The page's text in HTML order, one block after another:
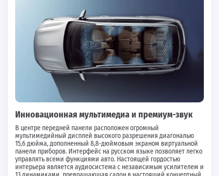
Инновационная мультимедиа и премиум-звук
В центре передней панели расположен огромный
мультимедийный дисплей высокого разрешения диагональю
15,6 дюйма, дополненный 8,8-дюймовым экраном виртуальной
панели приборов. Интерфейс на русском языке позволяет легко
управлять всеми функциями авто. Настоящей гордостью
интерьера является аудиосистема с независимым усилителем и